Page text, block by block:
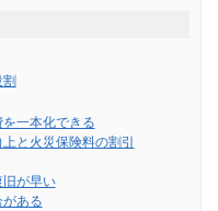
一本化できる
と火災保険料の割引
が早い
ある